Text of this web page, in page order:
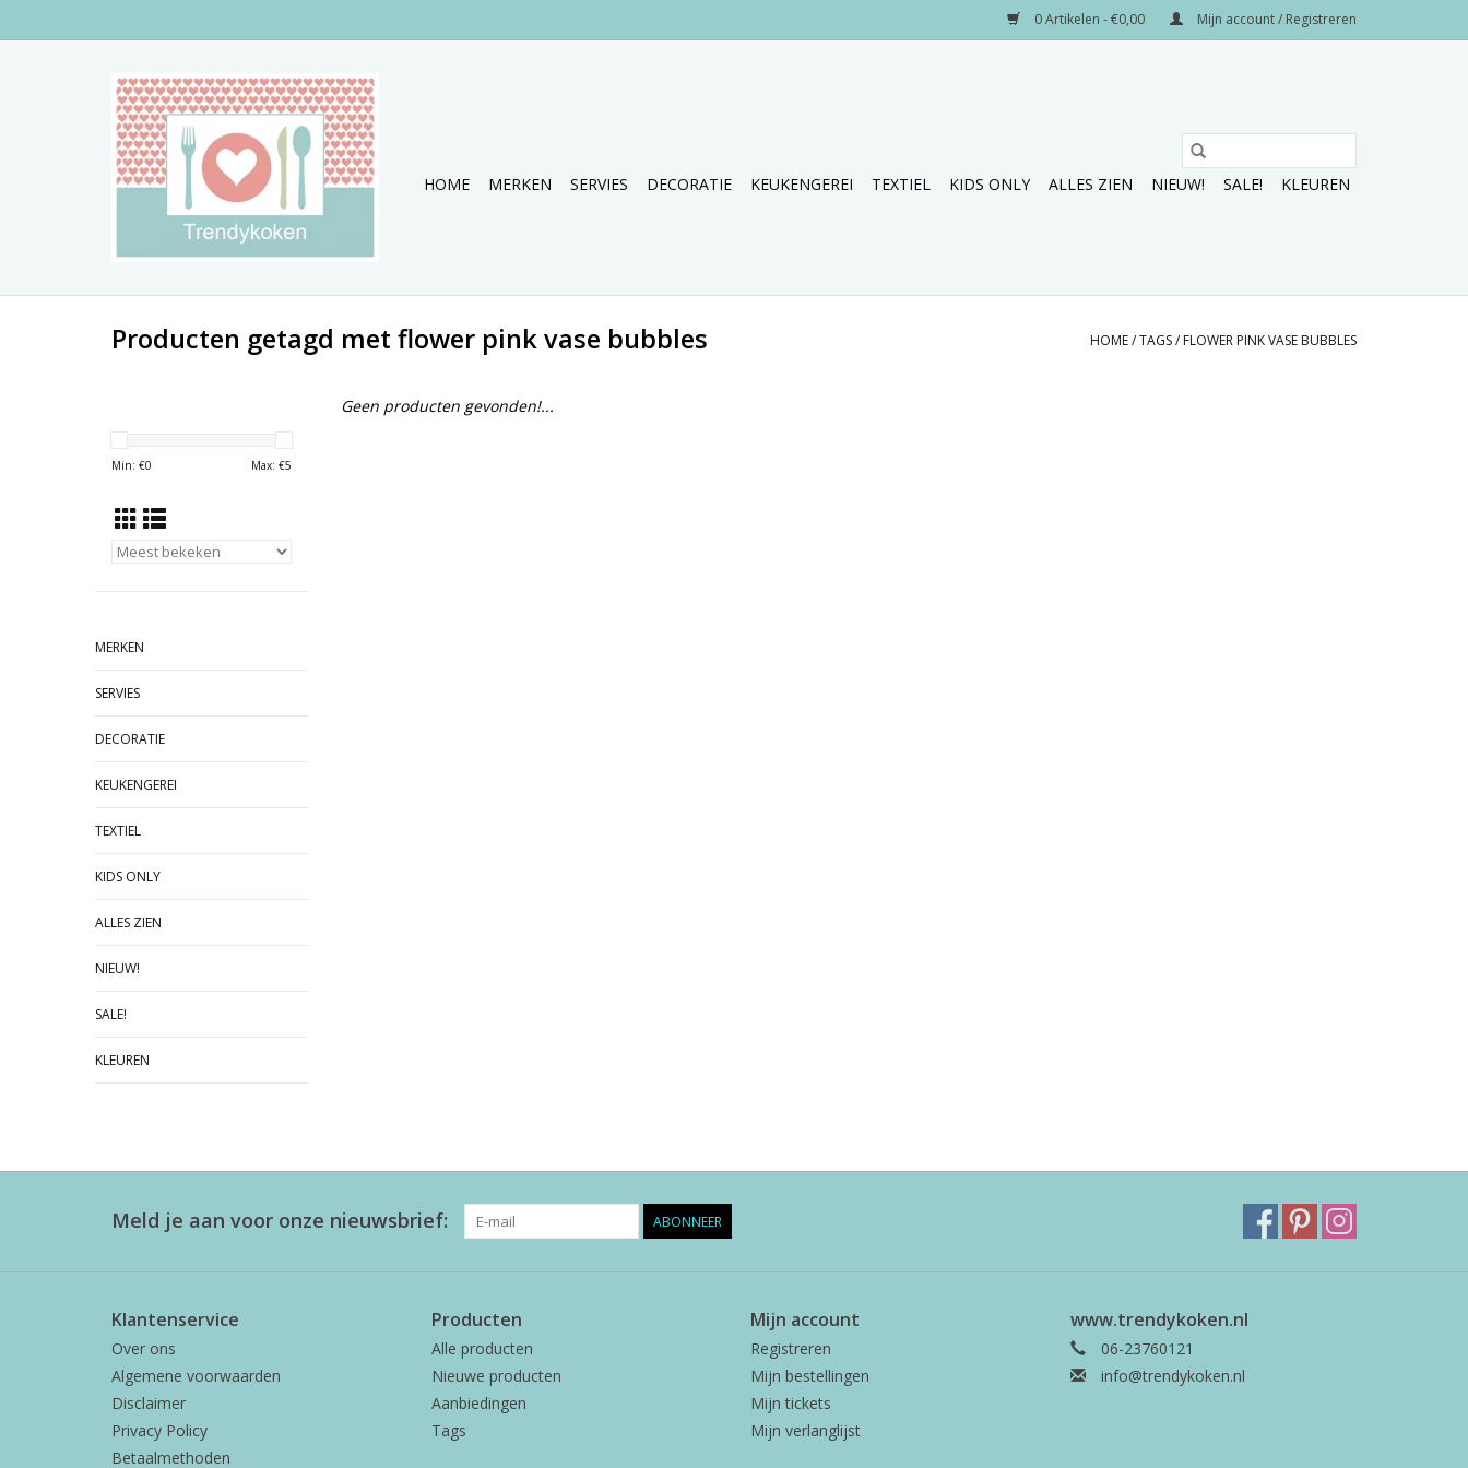
0 Artikelen - €0,00 Mijn account / Registreren
HOME MERKEN SERVIES DECORATIE KEUKENGEREI TEXTIEL KIDS ONLY ALLES ZIEN NIEUW! SALE! KLEUREN
Producten getagd met flower pink vase bubbles HOME/TAGS/ FLOWER PINK VASE BUBBLES
Min: €0 Max: €5
MERKEN
SERVIES
DECORATIE
KEUKENGEREI
TEXTIEL
KIDS ONLY
ALLES ZIEN
NIEUW!
SALE!
KLEUREN
Geen producten gevonden!...
Meld je aan voor onze nieuwsbrief: ABONNEER
Klantenservice
Over ons
Algemene voorwaarden
Disclaimer
Privacy Policy
Betaalmethoden
Producten
Alle producten
Nieuwe producten
Aanbiedingen
Tags
Mijn account
Registreren
Mijn bestellingen
Mijn tickets
Mijn verlanglijst
www.trendykoken.nl
06-23760121
info@trendykoken.nl